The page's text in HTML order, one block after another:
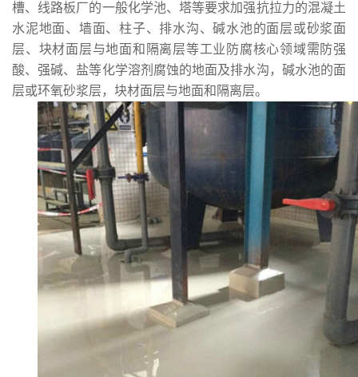
槽、 线路板厂的一般化学池、塔等要求加强抗拉力的混凝土
水泥地面、 墙面、柱子、排水沟、碱水池的面层或砂浆面
层、块材面层与地面和隔离层等工业防腐核心领域需防强
酸、强碱、盐等化学溶剂腐蚀的地面及排水沟，碱水池的面
层或环氧砂浆层，块材面层与地面和隔离层。